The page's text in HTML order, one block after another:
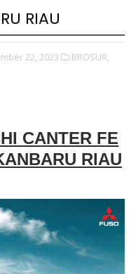
RIAU
22, 2023
BROSUR,
CANTER FE
RIAU